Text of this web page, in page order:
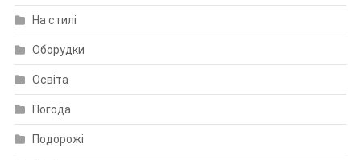
На стилі
Оборудки
Освіта
Погода
Подорожі